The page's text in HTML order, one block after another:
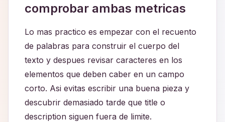
comprobar ambas metricas
Lo mas practico es empezar con el recuento
de palabras para construir el cuerpo del
texto y despues revisar caracteres en los
elementos que deben caber en un campo
corto. Asi evitas escribir una buena pieza y
descubrir demasiado tarde que title o
description siguen fuera de limite.